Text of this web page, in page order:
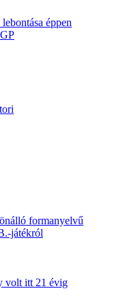
éppen
formanyelvű
játékról
volt itt 21 évig